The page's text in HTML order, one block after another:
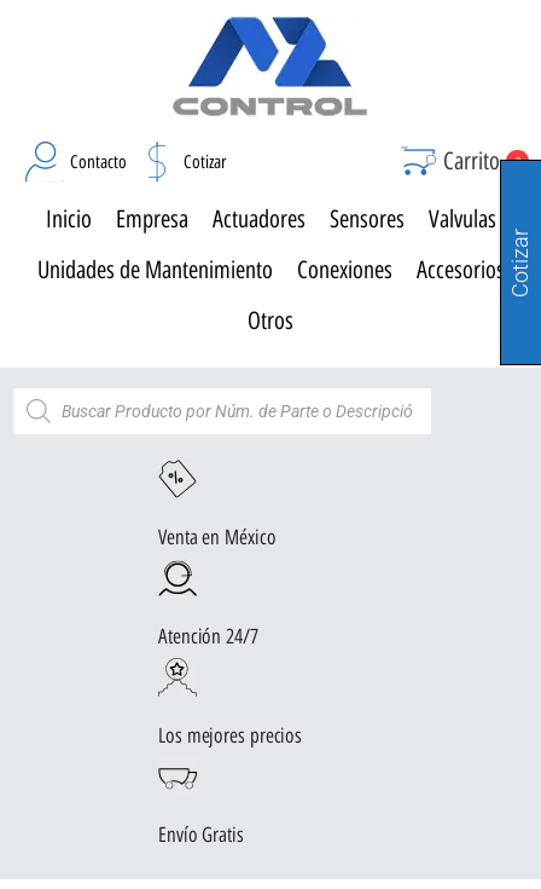
Contacto Cotizar Carrito 0
Inicio Empresa Actuadores Sensores
Valvulas
Unidades de Mantenimiento
Conexiones
Accesorios
Otros
Venta en México
Atención 24/7
Los mejores precios
Envío Gratis
Cotizar